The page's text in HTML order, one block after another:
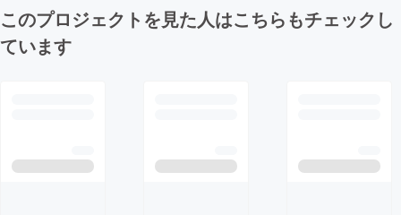
このプロジェクトを見た人はこちらもチェックし
ています